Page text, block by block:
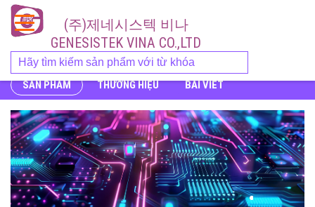
(주)제네시스텍 비나
GENESISTEK VINA CO.,LTD
SẢN PHẨM THƯƠNG HIỆU BÀI VIẾT